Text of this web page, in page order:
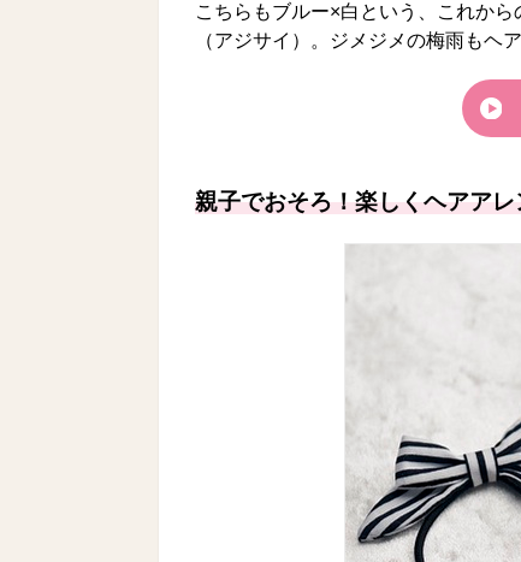
こちらもブルー×白という、これか
（アジサイ）。ジメジメの梅雨もヘ
親子でおそろ！楽しくヘアアレ